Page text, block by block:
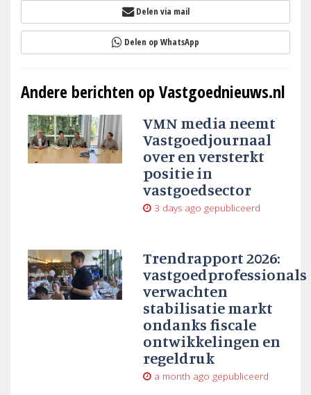
Delen via mail
Delen op WhatsApp
Andere berichten op Vastgoednieuws.nl
VMN media neemt
Vastgoedjournaal
over en versterkt
positie in
vastgoedsector
3 days ago gepubliceerd
Trendrapport 2026:
vastgoedprofessionals
verwachten
stabilisatie markt
ondanks fiscale
ontwikkelingen en
regeldruk
a month ago gepubliceerd